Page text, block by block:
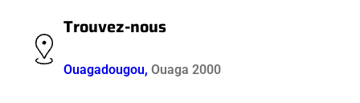
Trouvez-nous
Ouagadougou, Ouaga 2000